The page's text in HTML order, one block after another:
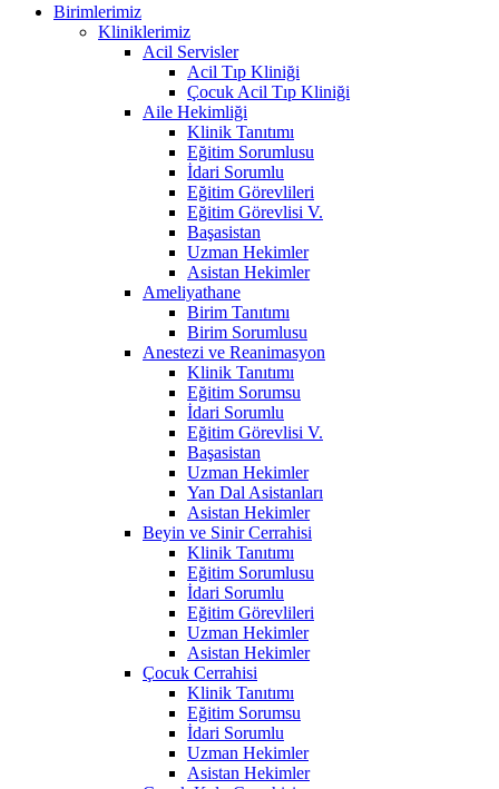
Birimlerimiz
Kliniklerimiz
Acil Servisler
Acil Tıp Kliniği
Çocuk Acil Tıp Kliniği
Aile Hekimliği
Klinik Tanıtımı
Eğitim Sorumlusu
İdari Sorumlu
Eğitim Görevlileri
Eğitim Görevlisi V.
Başasistan
Uzman Hekimler
Asistan Hekimler
Ameliyathane
Birim Tanıtımı
Birim Sorumlusu
Anestezi ve Reanimasyon
Klinik Tanıtımı
Eğitim Sorumsu
İdari Sorumlu
Eğitim Görevlisi V.
Başasistan
Uzman Hekimler
Yan Dal Asistanları
Asistan Hekimler
Beyin ve Sinir Cerrahisi
Klinik Tanıtımı
Eğitim Sorumlusu
İdari Sorumlu
Eğitim Görevlileri
Uzman Hekimler
Asistan Hekimler
Çocuk Cerrahisi
Klinik Tanıtımı
Eğitim Sorumsu
İdari Sorumlu
Uzman Hekimler
Asistan Hekimler